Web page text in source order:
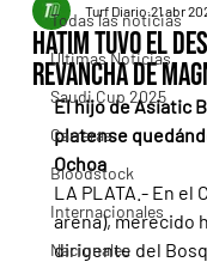
Todas las noticias
Últimas Noticias
Saudi Cup 2025
Carreras
Bloodstock
Internacionales
Nacionales
Hatim tuvo el
revancha de
Turf Diario 21 abr
El hijo de Asiatic
platense
Ochoa
LA PLATA.- En el
arena), merecido
dirigente del